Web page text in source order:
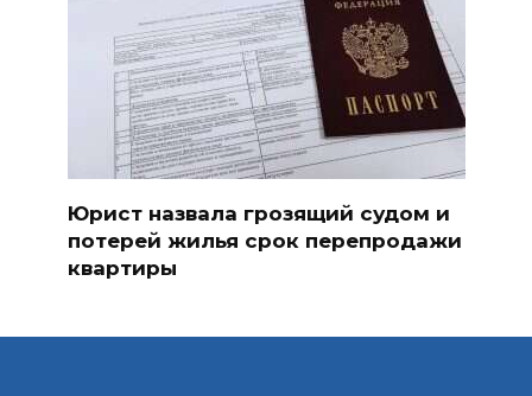
Юрист назвала грозящий судом и
потерей жилья срок перепродажи
квартиры